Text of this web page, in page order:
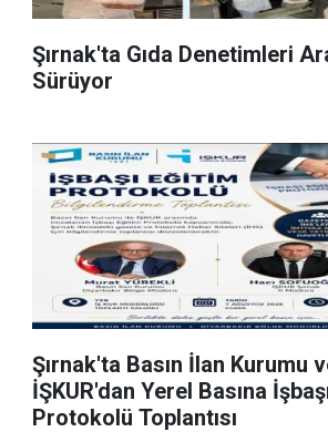
Şırnak'ta Gıda Denetimleri
Sürüyor
Şırnak'ta Basın İlan Kurumu
İŞKUR'dan Yerel Basına
Protokolü Toplantısı